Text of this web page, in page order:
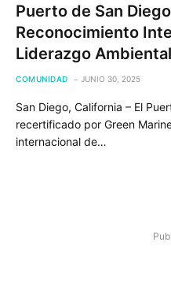
Puerto de San
Reconocimiento
Liderazgo Ambiental
COMUNIDAD JUNIO 30, 2025
San Diego, California – El
recertificado por Green
internacional de…